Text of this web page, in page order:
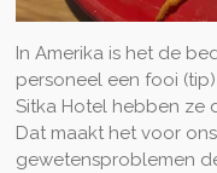
In Amerika is het de
personeel een fooi
Sitka Hotel hebben ze
Dat maakt het voor
gewetensproblemen